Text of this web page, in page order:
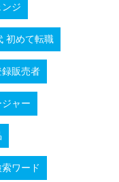
ジ
初めて転職
録販売者
ャー
ワード